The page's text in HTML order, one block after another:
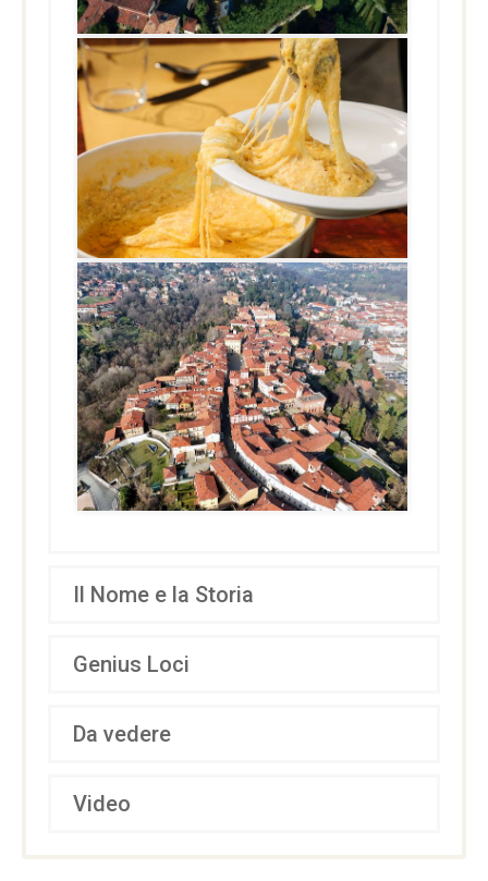
Il Nome e la Storia
Genius Loci
Da vedere
Video